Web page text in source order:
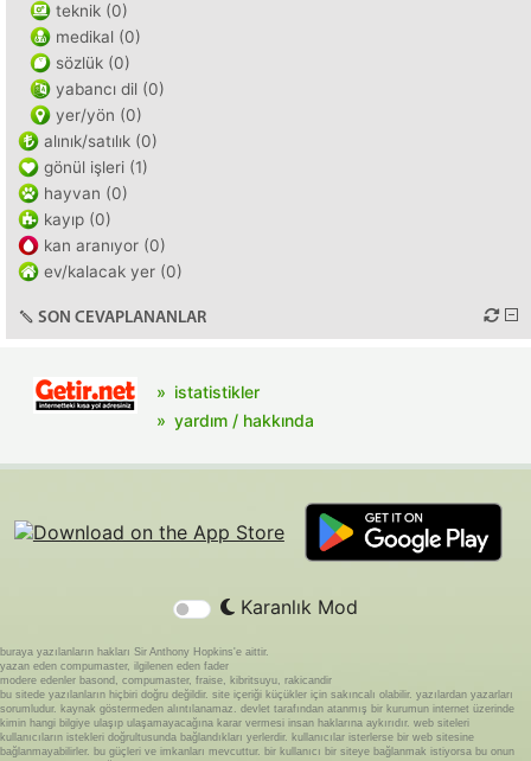
teknik (0)
medikal (0)
sözlük (0)
yabancı dil (0)
yer/yön (0)
alınık/satılık (0)
gönül işleri (1)
hayvan (0)
kayıp (0)
kan aranıyor (0)
ev/kalacak yer (0)
SON CEVAPLANANLAR
istatistikler
yardım / hakkında
Karanlık Mod
buraya yazılanların hakları Sir Anthony Hopkins'e aittir.
yazan eden compumaster, ilgilenen eden fader
modere edenler basond, compumaster, fraise, kibritsuyu, rakicandir
bu sitede yazılanların hiçbiri doğru değildir. site içeriği küçükler için sakıncalı olabilir. yazılardan yazarları
sorumludur. kaynak göstermeden alıntılanamaz. devlet tarafından atanmış bir kurumun internet üzerinde
kimin hangi bilgiye ulaşıp ulaşamayacağına karar vermesi insan haklarına aykırıdır. web siteleri
kullanıcıların istekleri doğrultusunda bağlandıkları yerlerdir. kullanıcılar isterlerse bir web sitesine
bağlanmayabilirler. bu güçleri ve imkanları mevcuttur. bir kullanıcı bir siteye bağlanmak istiyorsa bu onun